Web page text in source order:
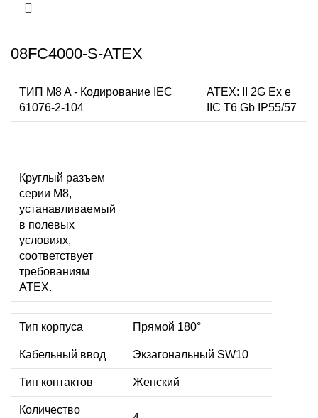
08FC4000-S-ATEX
ТИП M8 A - Кодирование IEC
61076-2-104
ATEX: II 2G Ex e
IIC T6 Gb IP55/57
Круглый разъем
серии M8,
устанавливаемый
в полевых
условиях,
соответствует
требованиям
ATEX.
Тип корпуса Прямой 180°
Кабельный ввод Экзагональный SW10
Тип контактов Женский
Количество